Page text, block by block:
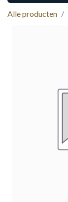
Alle producten